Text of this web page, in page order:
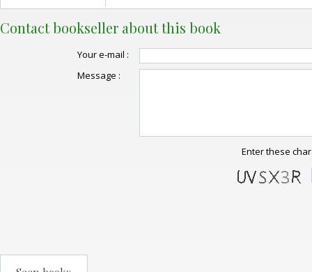
Contact bookseller about this book
Your e-mail :
Message :
Enter these